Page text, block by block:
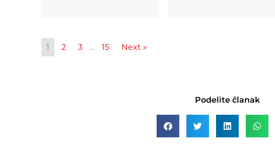
1 2 3 … 15 Next »
Podelite članak